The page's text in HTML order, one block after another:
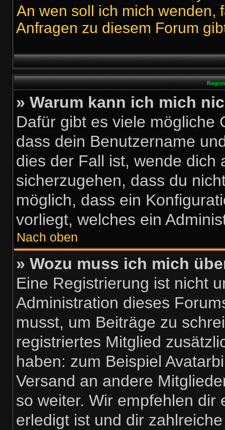
An wen soll ich mich wenden,
Anfragen zu diesem Forum
» Warum kann ich mich
Dafür gibt es viele mögliche
dass dein Benutzername
dies der Fall ist, wende dich
sicherzugehen, dass du
möglich, dass ein
vorliegt, welches ein
Nach oben
» Wozu muss ich mich
Eine Registrierung ist nicht
Administration dieses
musst, um Beiträge zu
registriertes Mitglied
haben: zum Beispiel
Versand an andere
so weiter. Wir empfehlen dir
erledigt ist und dir